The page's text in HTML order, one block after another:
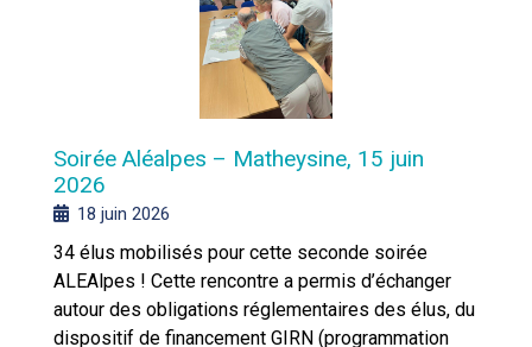
Soirée Aléalpes – Matheysine, 15 juin
2026
18 juin 2026
34 élus mobilisés pour cette seconde soirée
ALEAlpes ! Cette rencontre a permis d’échanger
autour des obligations réglementaires des élus, du
dispositif de financement GIRN (programmation